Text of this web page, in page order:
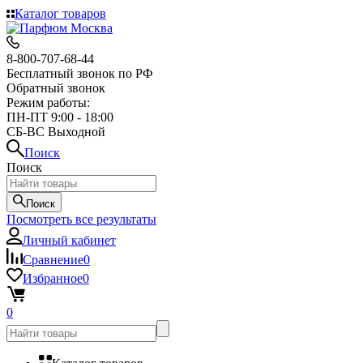
Каталог товаров
8-800-707-68-44
Бесплатный звонок по РФ
Обратный звонок
Режим работы:
ПН-ПТ 9:00 - 18:00
СБ-ВС Выходной
Поиск
Поиск
Поиск
Посмотреть все результаты
Личный кабинет
Сравнение0
Избранное0
0